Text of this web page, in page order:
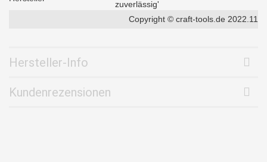
zuverlässig'
Copyright © craft-tools.de 2022.11
Hersteller-Info
Kundenrezensionen